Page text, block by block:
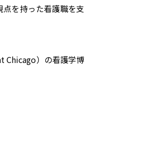
を持った看護職を支
Chicago）の看護学博